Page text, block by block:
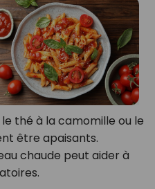
le thé à la camomille ou le
être apaisants.
chaude peut aider à